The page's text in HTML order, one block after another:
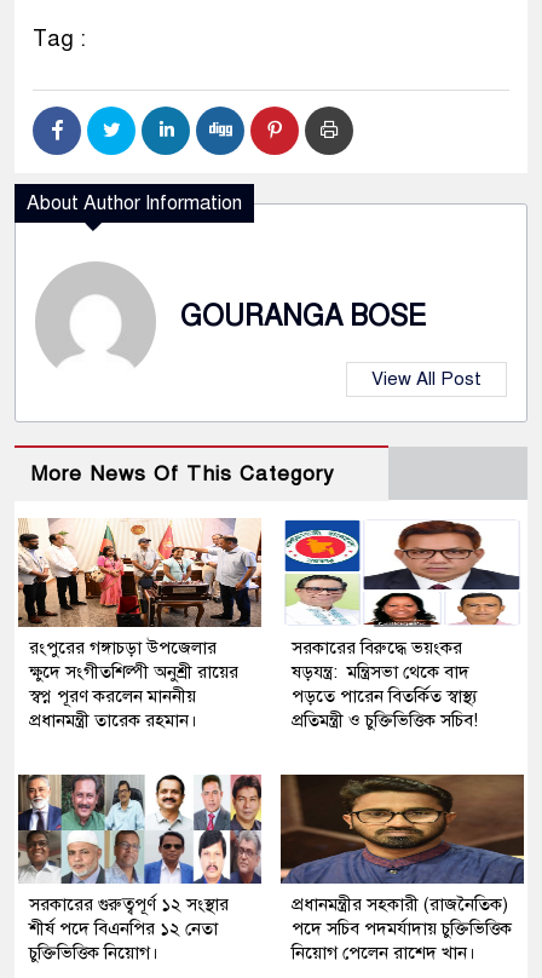
Tag :
About Author Information
GOURANGA BOSE
View All Post
More News Of This Category
রংপুরের গঙ্গাচড়া উপজেলার
ক্ষুদে সংগীতশিল্পী অনুশ্রী রায়ের
স্বপ্ন পূরণ করলেন মাননীয়
প্রধানমন্ত্রী তারেক রহমান।
সরকারের বিরুদ্ধে ভয়ংকর
ষড়যন্ত্র: মন্ত্রিসভা থেকে বাদ
পড়তে পারেন বিতর্কিত স্বাস্থ্য
প্রতিমন্ত্রী ও চুক্তিভিত্তিক সচিব!
সরকারের গুরুত্বপূর্ণ ১২ সংস্থার
শীর্ষ পদে বিএনপির ১২ নেতা
চুক্তিভিত্তিক নিয়োগ।
প্রধানমন্ত্রীর সহকারী (রাজনৈতিক)
পদে সচিব পদমর্যাদায় চুক্তিভিত্তিক
নিয়োগ পেলেন রাশেদ খান।